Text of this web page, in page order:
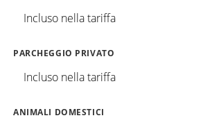
Incluso nella tariffa
PARCHEGGIO PRIVATO
Incluso nella tariffa
ANIMALI DOMESTICI